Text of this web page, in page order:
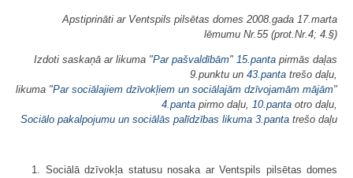
Apstiprināti ar Ventspils pilsētas domes 2008.gada 17.marta
lēmumu Nr.55 (prot.Nr.4; 4.§)
Izdoti saskaņā ar likuma "Par pašvaldībām" 15.panta pirmās daļas
9.punktu un 43.panta trešo daļu,
likuma "Par sociālajiem dzīvokļiem un sociālajām dzīvojamām mājām"
4.panta pirmo daļu, 10.panta otro daļu,
Sociālo pakalpojumu un sociālās palīdzības likuma 3.panta trešo daļu
1. Sociālā dzīvokļa statusu nosaka ar Ventspils pilsētas domes